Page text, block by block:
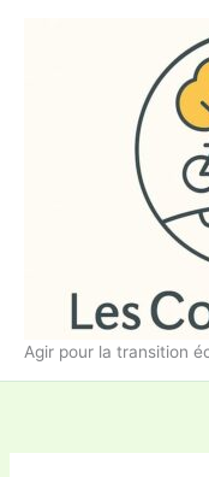
Agir pour la transition